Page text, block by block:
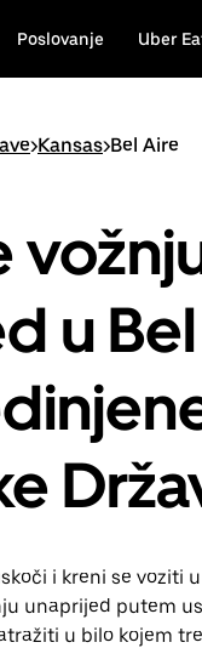
Poslovanje Uber
>Kansas>Bel Aire
u Bel
i kreni se voziti
unaprijed putem
u bilo kojem